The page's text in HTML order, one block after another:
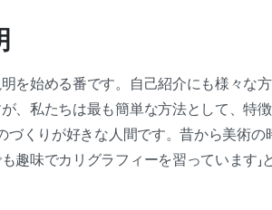
を始める番です。自己紹介にも様々な
、私たちは最も簡単な方法として、特
づくりが好きな人間です。昔から美術
趣味でカリグラフィーを習っています」